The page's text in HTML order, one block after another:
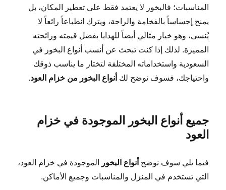
المناسبات؛ فالبخور لا يعتمد فقط على تعطير المكان، بل
يمنح إحساساً بالفخامة والراحة، ويترك انطباعاً رائعاً لا
يُنسى، وهو خيار مثالي أيضاً للهدايا بفضل قيمته ورائحته
المميزة. لذلك إذا كنت تبحث عن أنسب أنواع البخور في
السعودية واستخداماته المختلفة لتختار ما يناسب ذوقك
واحتياجك، فسوف نوضح لك أنواع البخور من خزام العود.
جميع أنواع البخور الموجودة في خزام
العود
فيما يلي سوف نوضح أنواع البخور
الموجودة في خزام العود،
التي تستخدم في المنزل والمناسبات وجميع الأماكن.